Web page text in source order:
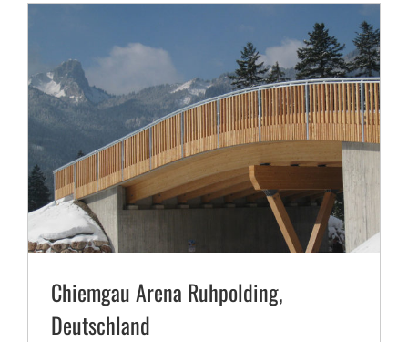
Chiemgau Arena Ruhpolding,
Deutschland